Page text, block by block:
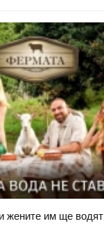
жените им ще